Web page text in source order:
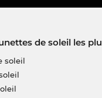
de soleil les
soleil